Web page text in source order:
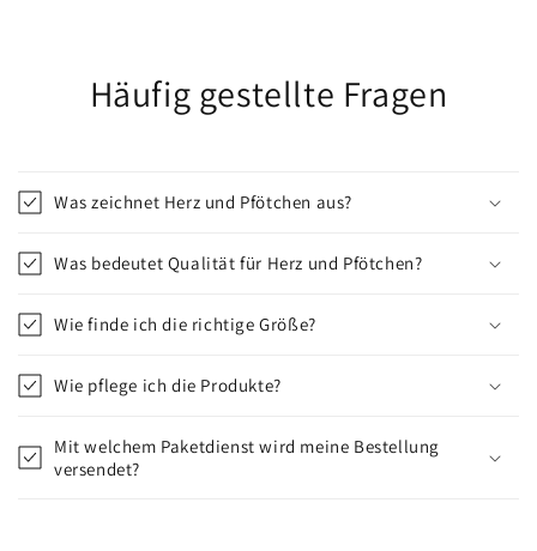
Häufig gestellte Fragen
Was zeichnet Herz und Pfötchen aus?
Was bedeutet Qualität für Herz und Pfötchen?
Wie finde ich die richtige Größe?
Wie pflege ich die Produkte?
Mit welchem Paketdienst wird meine Bestellung
versendet?